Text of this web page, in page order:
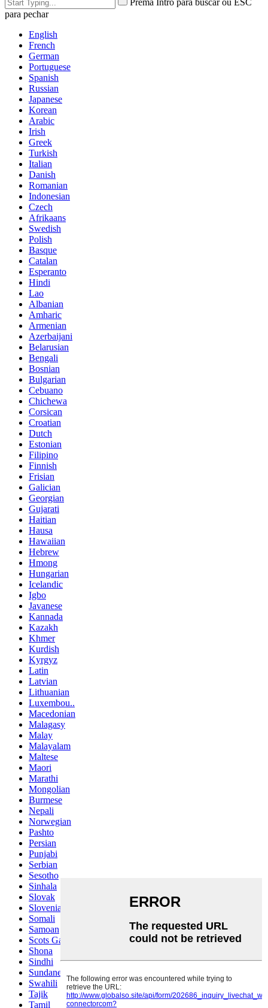
para pechar
English
French
German
Portuguese
Spanish
Russian
Japanese
Korean
Arabic
Irish
Greek
Turkish
Italian
Danish
Romanian
Indonesian
Czech
Afrikaans
Swedish
Polish
Basque
Catalan
Esperanto
Hindi
Lao
Albanian
Amharic
Armenian
Azerbaijani
Belarusian
Bengali
Bosnian
Bulgarian
Cebuano
Chichewa
Corsican
Croatian
Dutch
Estonian
Filipino
Finnish
Frisian
Galician
Georgian
Gujarati
Haitian
Hausa
Hawaiian
Hebrew
Hmong
Hungarian
Icelandic
Igbo
Javanese
Kannada
Kazakh
Khmer
Kurdish
Kyrgyz
Latin
Latvian
Lithuanian
Luxembou..
Macedonian
Malagasy
Malay
Malayalam
Maltese
Maori
Marathi
Mongolian
Burmese
Nepali
Norwegian
Pashto
Persian
Punjabi
Serbian
Sesotho
Sinhala
Slovak
Slovenian
Somali
Samoan
Scots Gaelic
Shona
Sindhi
Sundanese
Swahili
Tajik
Tamil